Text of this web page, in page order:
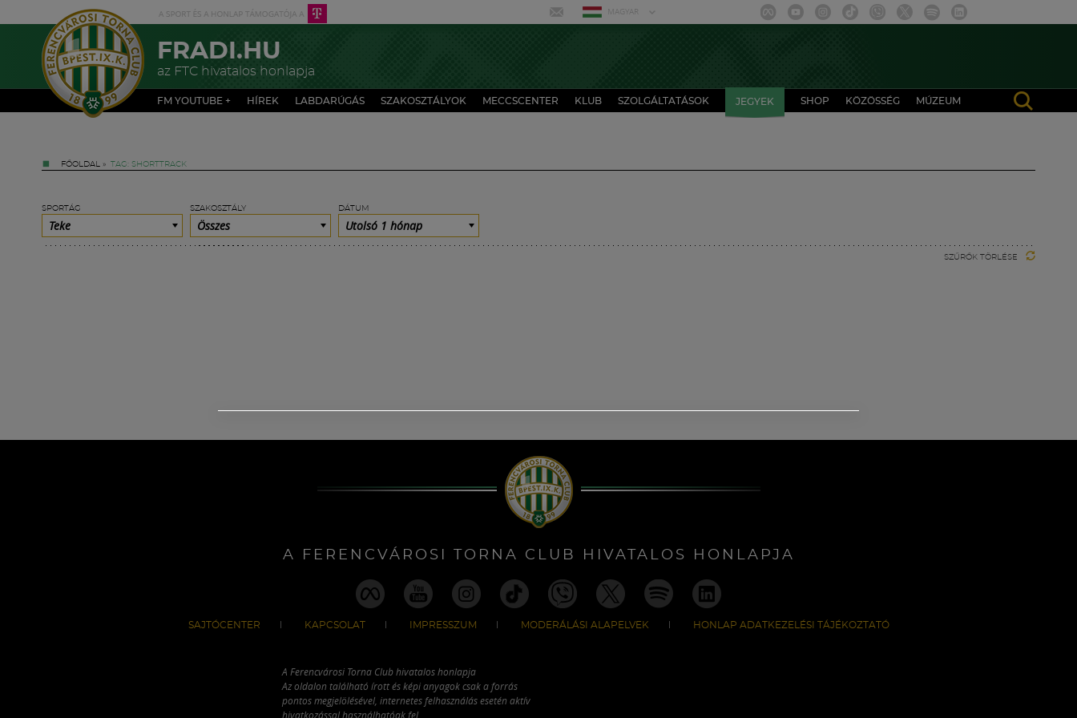
MAGYAR
FRADI.HU
az FTC hivatalos honlapja
FM YOUTUBE + HÍREK LABDARÚGÁS SZAKOSZTÁLYOK MECCSCENTER KLUB SZOLGÁLTATÁSOK JEGYEK SHOP KÖZÖSSÉG MÚZEUM
FŐOLDAL » TAG: SHORTTRACK
SPORTÁG
Teke
SZAKOSZTÁLY
Összes
DÁTUM
Utolsó 1 hónap
SZŰRŐK TÖRLÉSE
A FERENCVÁROSI TORNA CLUB HIVATALOS HONLAPJA
SAJTÓCENTER KAPCSOLAT IMPRESSZUM MODERÁLÁSI ALAPELVEK HONLAP ADATKEZELÉSI TÁJÉKOZTATÓ
A Ferencvárosi Torna Club hivatalos honlapja
Az oldalon található írott és képi anyagok csak a forrás
pontos megjelölésével, internetes felhasználás esetén aktív
hivatkozással használhatóak fel.